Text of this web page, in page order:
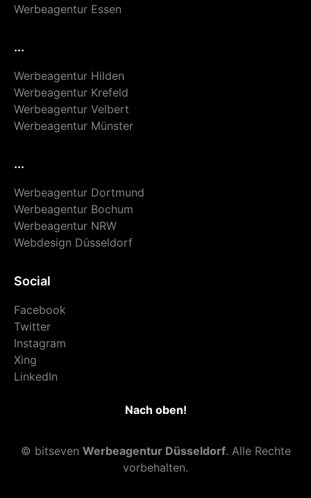
Werbeagentur Essen
...
Werbeagentur Hilden
Werbeagentur Krefeld
Werbeagentur Velbert
Werbeagentur Münster
...
Werbeagentur Dortmund
Werbeagentur Bochum
Werbeagentur NRW
Webdesign Düsseldorf
Social
Facebook
Twitter
Instagram
Xing
LinkedIn
Nach oben!
© bitseven Werbeagentur Düsseldorf. Alle Rechte
vorbehalten.